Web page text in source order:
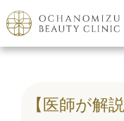
TOP まぶた外来
【医師が解